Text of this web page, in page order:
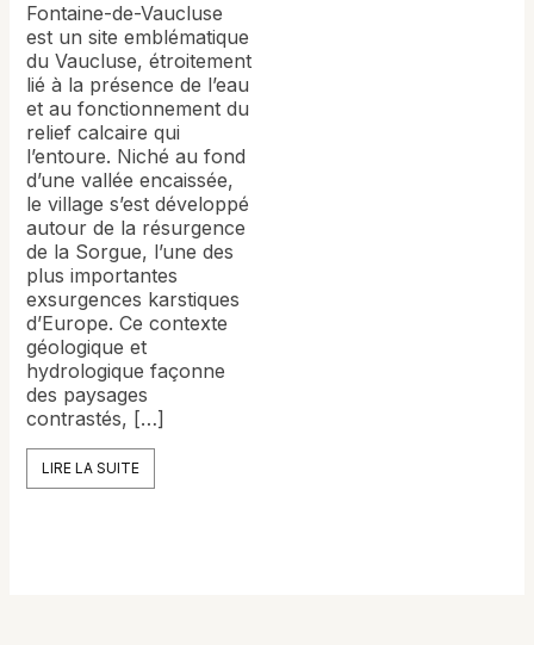
Fontaine-de-Vaucluse
est un site emblématique
du Vaucluse, étroitement
lié à la présence de l’eau
et au fonctionnement du
relief calcaire qui
l’entoure. Niché au fond
d’une vallée encaissée,
le village s’est développé
autour de la résurgence
de la Sorgue, l’une des
plus importantes
exsurgences karstiques
d’Europe. Ce contexte
géologique et
hydrologique façonne
des paysages
contrastés, […]
LIRE LA SUITE